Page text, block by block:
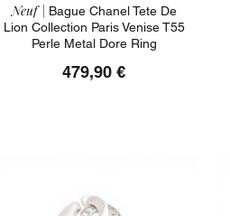
Neuf | Bague Chanel Tete De
Lion Collection Paris Venise T55
Perle Metal Dore Ring
479,90 €